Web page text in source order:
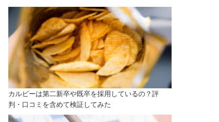
カルビーは第二新卒や既卒を採用しているの？評
判・口コミを含めて検証してみた